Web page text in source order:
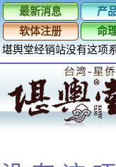
最新消息 产
软体注册
命
堪舆堂经销站没有这项